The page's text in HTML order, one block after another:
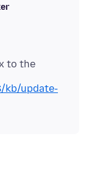
to the
kb/update-